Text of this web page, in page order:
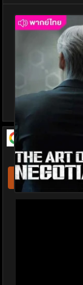
Negotiation
รีเฟชหนังไม่เล่น